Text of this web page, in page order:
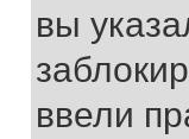
вы
ввели